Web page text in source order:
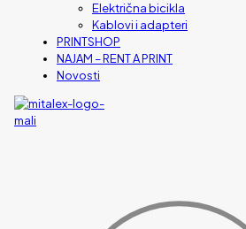
Električna bicikla
Kablovi i adapteri
PRINTSHOP
NAJAM – RENT A PRINT
Novosti